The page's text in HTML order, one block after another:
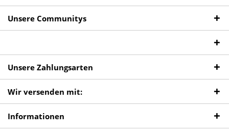
Unsere Communitys
Unsere Zahlungsarten
Wir versenden mit:
Informationen